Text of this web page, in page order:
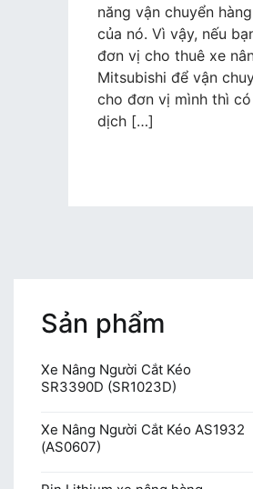
thuê
xe
nâng
hàng
Mitsubishi
chất
năng vận chuyển
của nó. Vì vậy, nếu
đơn vị cho thuê xe
Mitsubishi để vận
cho đơn vị mình thì
dịch […]
Sản phẩm
Xe Nâng Người Cắt Kéo
SR3390D (SR1023D)
Xe Nâng Người Cắt Kéo AS1932
(AS0607)